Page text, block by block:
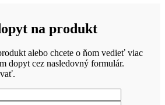
na produkt
alebo chcete o ňom vedieť viac
dopyt cez nasledovný formulár.